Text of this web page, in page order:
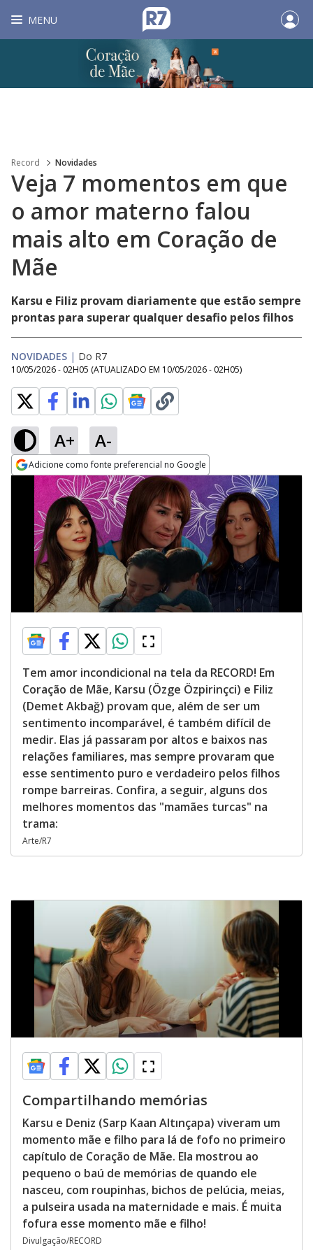
MENU
Record Novidades
Veja 7 momentos em que
o amor materno falou
mais alto em Coração de
Mãe
Karsu e Filiz provam diariamente que estão sempre
prontas para superar qualquer desafio pelos filhos
NOVIDADES | Do R7
10/05/2026 - 02H05 (ATUALIZADO EM 10/05/2026 - 02H05)
A+ A-
Adicione como fonte preferencial no Google
Opens in new window
Tem amor incondicional na tela da RECORD! Em
Coração de Mãe, Karsu (Özge Özpirinçci) e Filiz
(Demet Akbağ) provam que, além de ser um
sentimento incomparável, é também difícil de
medir. Elas já passaram por altos e baixos nas
relações familiares, mas sempre provaram que
esse sentimento puro e verdadeiro pelos filhos
rompe barreiras. Confira, a seguir, alguns dos
melhores momentos das "mamães turcas" na
trama:
Arte/R7
Compartilhando memórias
Karsu e Deniz (Sarp Kaan Altınçapa) viveram um
momento mãe e filho para lá de fofo no primeiro
capítulo de Coração de Mãe. Ela mostrou ao
pequeno o baú de memórias de quando ele
nasceu, com roupinhas, bichos de pelúcia, meias,
a pulseira usada na maternidade e mais. É muita
fofura esse momento mãe e filho!
Divulgação/RECORD